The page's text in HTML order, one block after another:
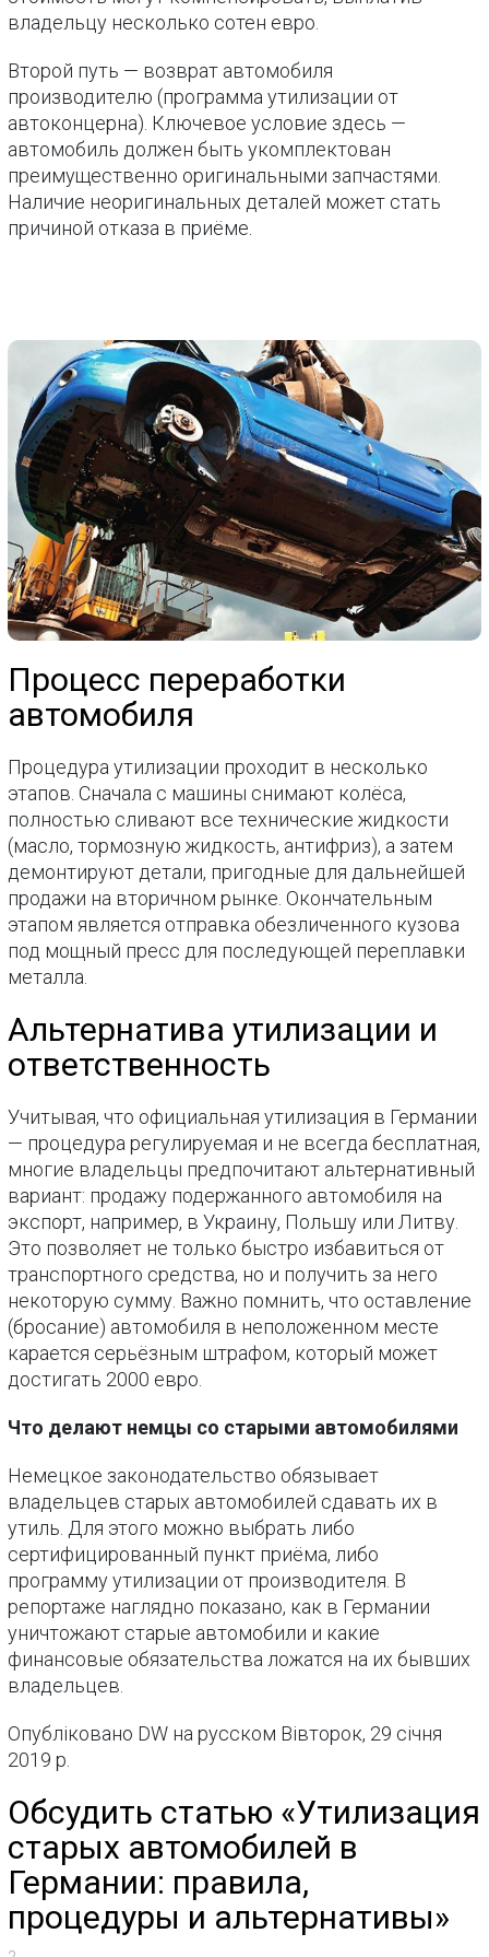
владельцу несколько сотен евро.
Второй путь — возврат автомобиля
производителю (программа утилизации от
автоконцерна). Ключевое условие здесь —
автомобиль должен быть укомплектован
преимущественно оригинальными запчастями.
Наличие неоригинальных деталей может стать
причиной отказа в приёме.
Процесс переработки
автомобиля
Процедура утилизации проходит в несколько
этапов. Сначала с машины снимают колёса,
полностью сливают все технические жидкости
(масло, тормозную жидкость, антифриз), а затем
демонтируют детали, пригодные для дальнейшей
продажи на вторичном рынке. Окончательным
этапом является отправка обезличенного кузова
под мощный пресс для последующей переплавки
металла.
Альтернатива утилизации и
ответственность
Учитывая, что официальная утилизация в Германии
— процедура регулируемая и не всегда бесплатная,
многие владельцы предпочитают альтернативный
вариант: продажу подержанного автомобиля на
экспорт, например, в Украину, Польшу или Литву.
Это позволяет не только быстро избавиться от
транспортного средства, но и получить за него
некоторую сумму. Важно помнить, что оставление
(бросание) автомобиля в неположенном месте
карается серьёзным штрафом, который может
достигать 2000 евро.
Что делают немцы со старыми автомобилями
Немецкое законодательство обязывает
владельцев старых автомобилей сдавать их в
утиль. Для этого можно выбрать либо
сертифицированный пункт приёма, либо
программу утилизации от производителя. В
репортаже наглядно показано, как в Германии
уничтожают старые автомобили и какие
финансовые обязательства ложатся на их бывших
владельцев.
Опубліковано DW на русском Вівторок, 29 січня
2019 р.
Обсудить статью «Утилизация
старых автомобилей в
Германии: правила,
процедуры и альтернативы»